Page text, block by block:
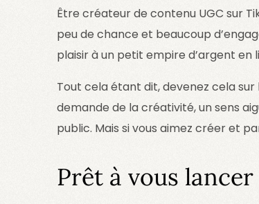
Être créateur de contenu UGC sur
peu de chance et beaucoup
plaisir à un petit empire d’argent en
Tout cela étant dit, devenez cela
demande de la créativité, un sens
public. Mais si vous aimez créer et
Prêt à vous lancer